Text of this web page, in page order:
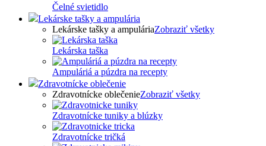
Čelné svietidlo
Lekárske tašky a ampulária
Lekárske tašky a ampuláriaZobraziť všetky
Lekárska taška
Ampuláriá a púzdra na recepty
Zdravotnícke oblečenie
Zdravotnícke oblečenieZobraziť všetky
Zdravotnícke tuniky a blúzky
Zdravotnícke tričká